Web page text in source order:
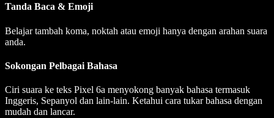
Tanda Baca & Emoji
Belajar tambah koma, noktah atau emoji hanya dengan arahan suara
anda.
Sokongan Pelbagai Bahasa
Ciri suara ke teks Pixel 6a menyokong banyak bahasa termasuk
Inggeris, Sepanyol dan lain-lain. Ketahui cara tukar bahasa dengan
mudah dan lancar.